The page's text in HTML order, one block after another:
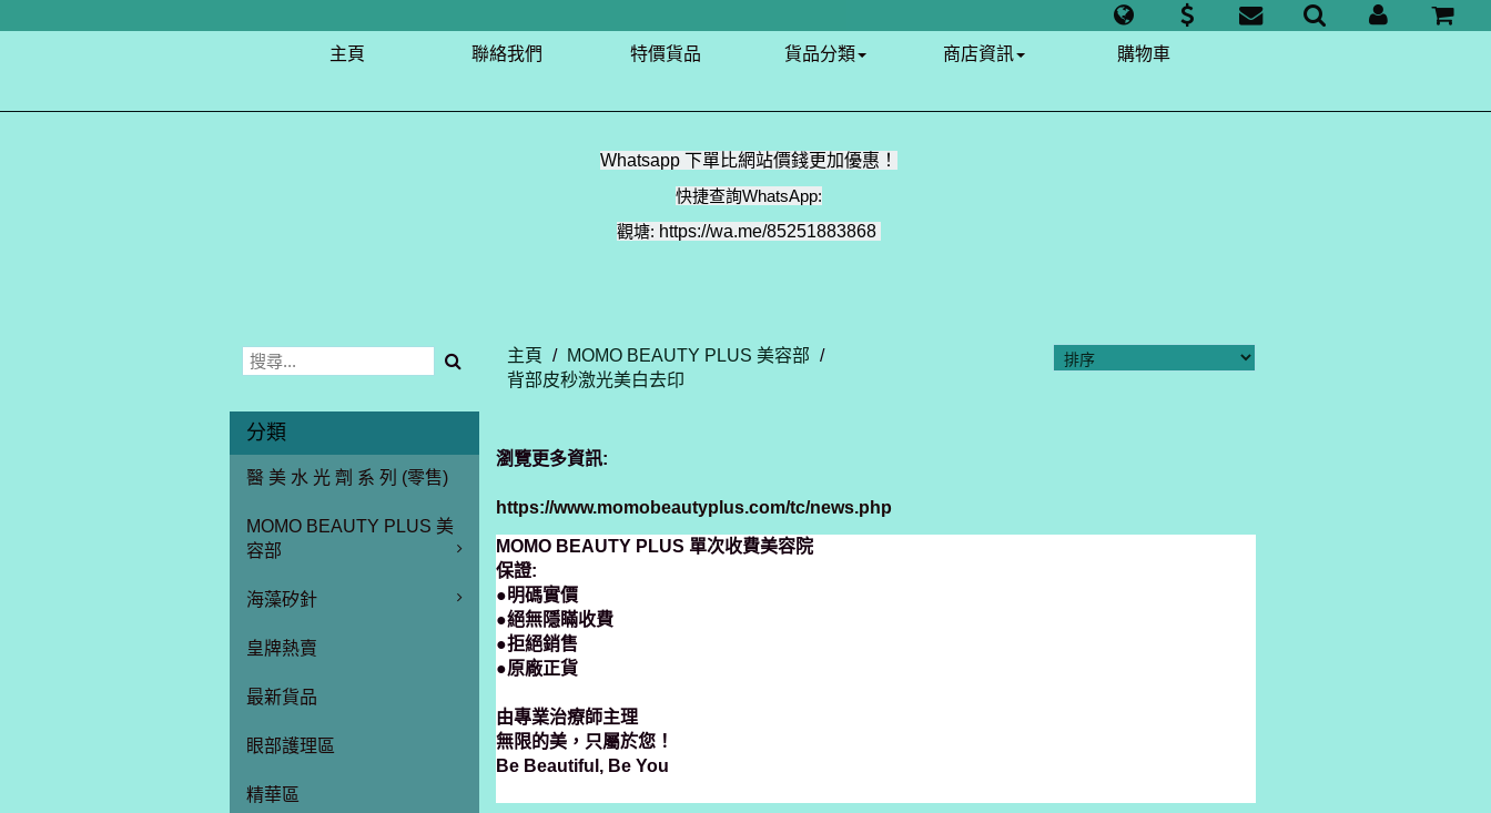
主頁 聯絡我們 特價貨品 貨品分類 商店資訊 購物車
Whatsapp 下單比網站價錢更加優惠！
快捷查詢WhatsApp:
觀塘: https://wa.me/85251883868
分類
醫 美 水 光 劑 系 列 (零售)
MOMO BEAUTY PLUS 美
容部
海藻矽針
皇牌熱賣
最新貨品
眼部護理區
精華區
主頁 / MOMO BEAUTY PLUS 美容部 /
背部皮秒激光美白去印
瀏覽更多資訊:
https://www.momobeautyplus.com/tc/news.php
MOMO BEAUTY PLUS 單次收費美容院
保證:
●明碼實價
●絕無隱瞞收費
●拒絕銷售
●原廠正貨
由專業治療師主理
無限的美，只屬於您！
Be Beautiful, Be You